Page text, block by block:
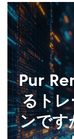
Pur
るト
ンです